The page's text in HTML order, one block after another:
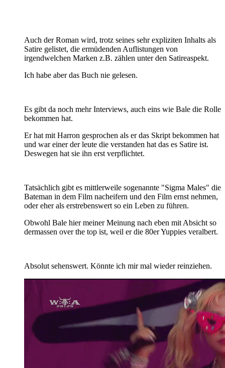
Auch der Roman wird, trotz seines sehr expliziten Inhalts als
Satire gelistet, die ermüdenden Auflistungen von
irgendwelchen Marken z.B. zählen unter den Satireaspekt.
Ich habe aber das Buch nie gelesen.
Es gibt da noch mehr Interviews, auch eins wie Bale die Rolle
bekommen hat.
Er hat mit Harron gesprochen als er das Skript bekommen hat
und war einer der leute die verstanden hat das es Satire ist.
Deswegen hat sie ihn erst verpflichtet.
Tatsächlich gibt es mittlerweile sogenannte "Sigma Males" die
Bateman in dem Film nacheifern und den Film ernst nehmen,
oder eher als erstrebenswert so ein Leben zu führen.
Obwohl Bale hier meiner Meinung nach eben mit Absicht so
dermassen over the top ist, weil er die 80er Yuppies veralbert.
Absolut sehenswert. Könnte ich mir mal wieder reinziehen.